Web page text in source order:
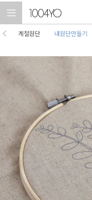
계절원단 내원단만들기